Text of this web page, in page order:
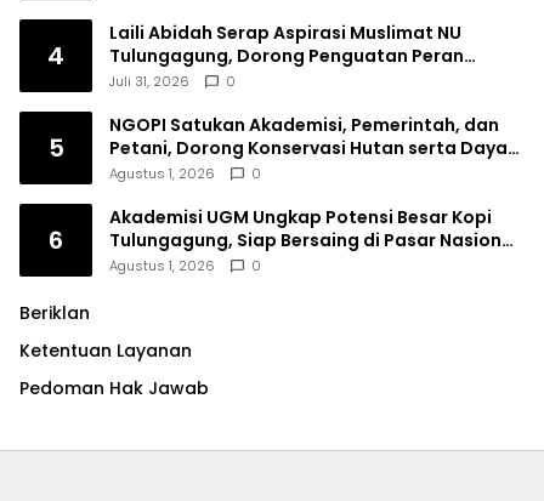
4
Laili Abidah Serap Aspirasi Muslimat NU
Tulungagung, Dorong Penguatan Peran
Perempuan
Juli 31, 2026 0
5
NGOPI Satukan Akademisi, Pemerintah, dan
Petani, Dorong Konservasi Hutan serta Daya
Saing Kopi Tulungagung
Agustus 1, 2026 0
6
Akademisi UGM Ungkap Potensi Besar Kopi
Tulungagung, Siap Bersaing di Pasar Nasional
hingga Dunia
Agustus 1, 2026 0
Beriklan
Ketentuan Layanan
Pedoman Hak Jawab